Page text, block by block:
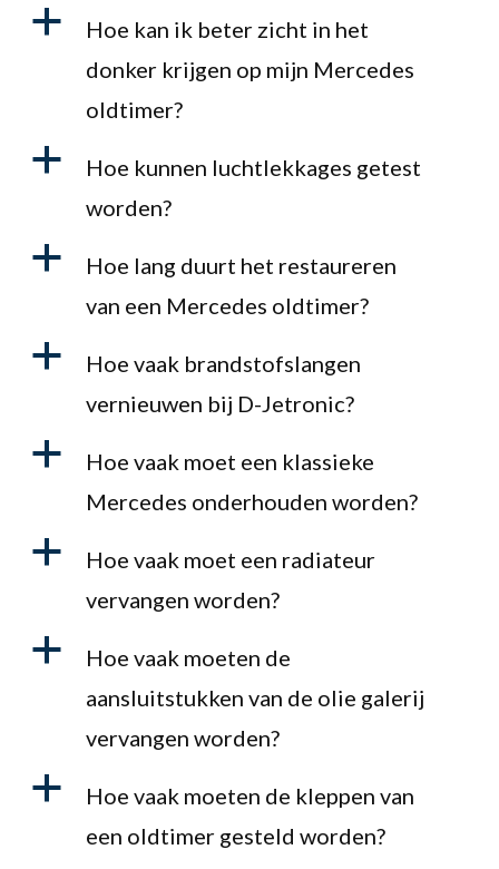
a
Hoe kan ik beter zicht in het
donker krijgen op mijn Mercedes
oldtimer?
a
Hoe kunnen luchtlekkages getest
worden?
a
Hoe lang duurt het restaureren
van een Mercedes oldtimer?
a
Hoe vaak brandstofslangen
vernieuwen bij D-Jetronic?
a
Hoe vaak moet een klassieke
Mercedes onderhouden worden?
a
Hoe vaak moet een radiateur
vervangen worden?
a
Hoe vaak moeten de
aansluitstukken van de olie galerij
vervangen worden?
a
Hoe vaak moeten de kleppen van
een oldtimer gesteld worden?